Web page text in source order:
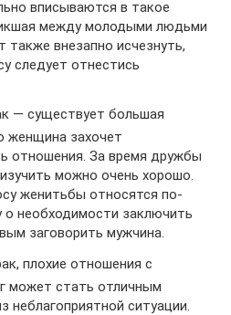
вписываются в такое
между молодыми людьми
внезапно исчезнуть,
следует отнестись
— существует большая
женщина захочет
отношения. За время дружбы
можно очень хорошо.
женитьбы относятся по-
о необходимости заключить
заговорить мужчина.
плохие отношения с
может стать отличным
неблагоприятной ситуации.